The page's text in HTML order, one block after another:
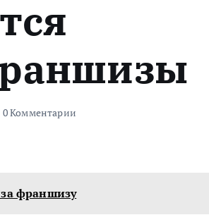
0 Комментарии
франшизу